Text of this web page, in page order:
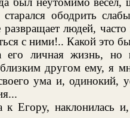
старался ободрить
развращает людей,
с ними!.. Какой это
его личная жизнь,
другом ему, я
ума и, одинокий,
Егору, наклонилась